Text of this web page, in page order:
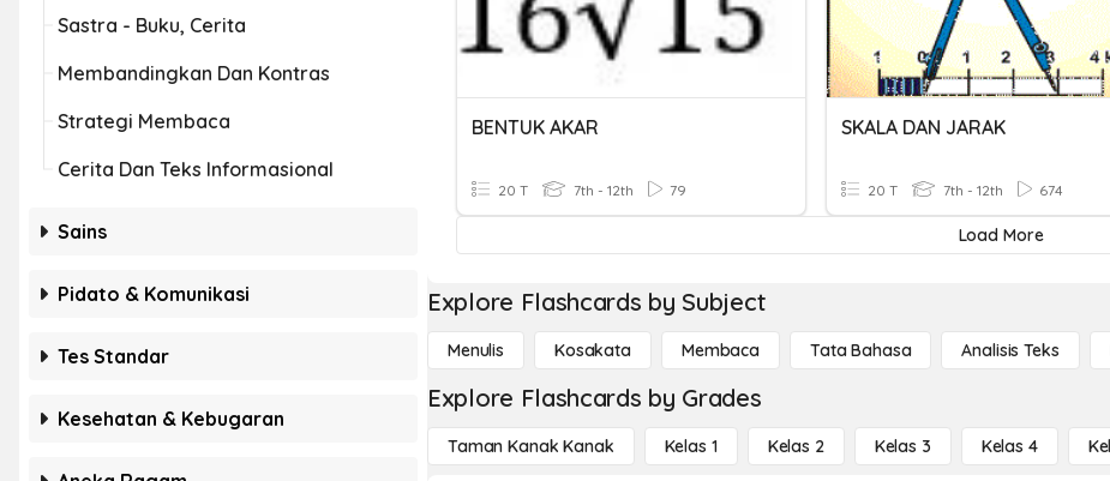
Sastra - Buku, Cerita
Membandingkan Dan Kontras
Strategi Membaca
Cerita Dan Teks Informasional
Sains
Pidato & Komunikasi
Tes Standar
Kesehatan & Kebugaran
BENTUK AKAR
20 T 7th - 12th 79
SKALA DAN JARAK
20 T 7th - 12th 674
Load More
Explore Flashcards by Subject
Menulis Kosakata Membaca Tata Bahasa Analisis Teks
Explore Flashcards by Grades
Taman Kanak Kanak Kelas 1 Kelas 2 Kelas 3 Kelas 4